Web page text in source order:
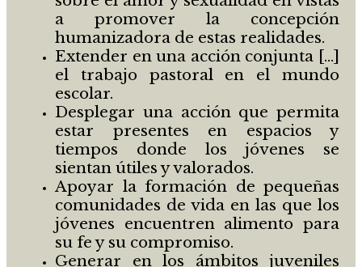
a promover la concepción
humanizadora de estas realidades.
Extender en una acción conjunta […]
el trabajo pastoral en el mundo
escolar.
Desplegar una acción que permita
estar presentes en espacios y
tiempos donde los jóvenes se
sientan útiles y valorados.
Apoyar la formación de pequeñas
comunidades de vida en las que los
jóvenes encuentren alimento para
su fe y su compromiso.
Generar en los ámbitos juveniles